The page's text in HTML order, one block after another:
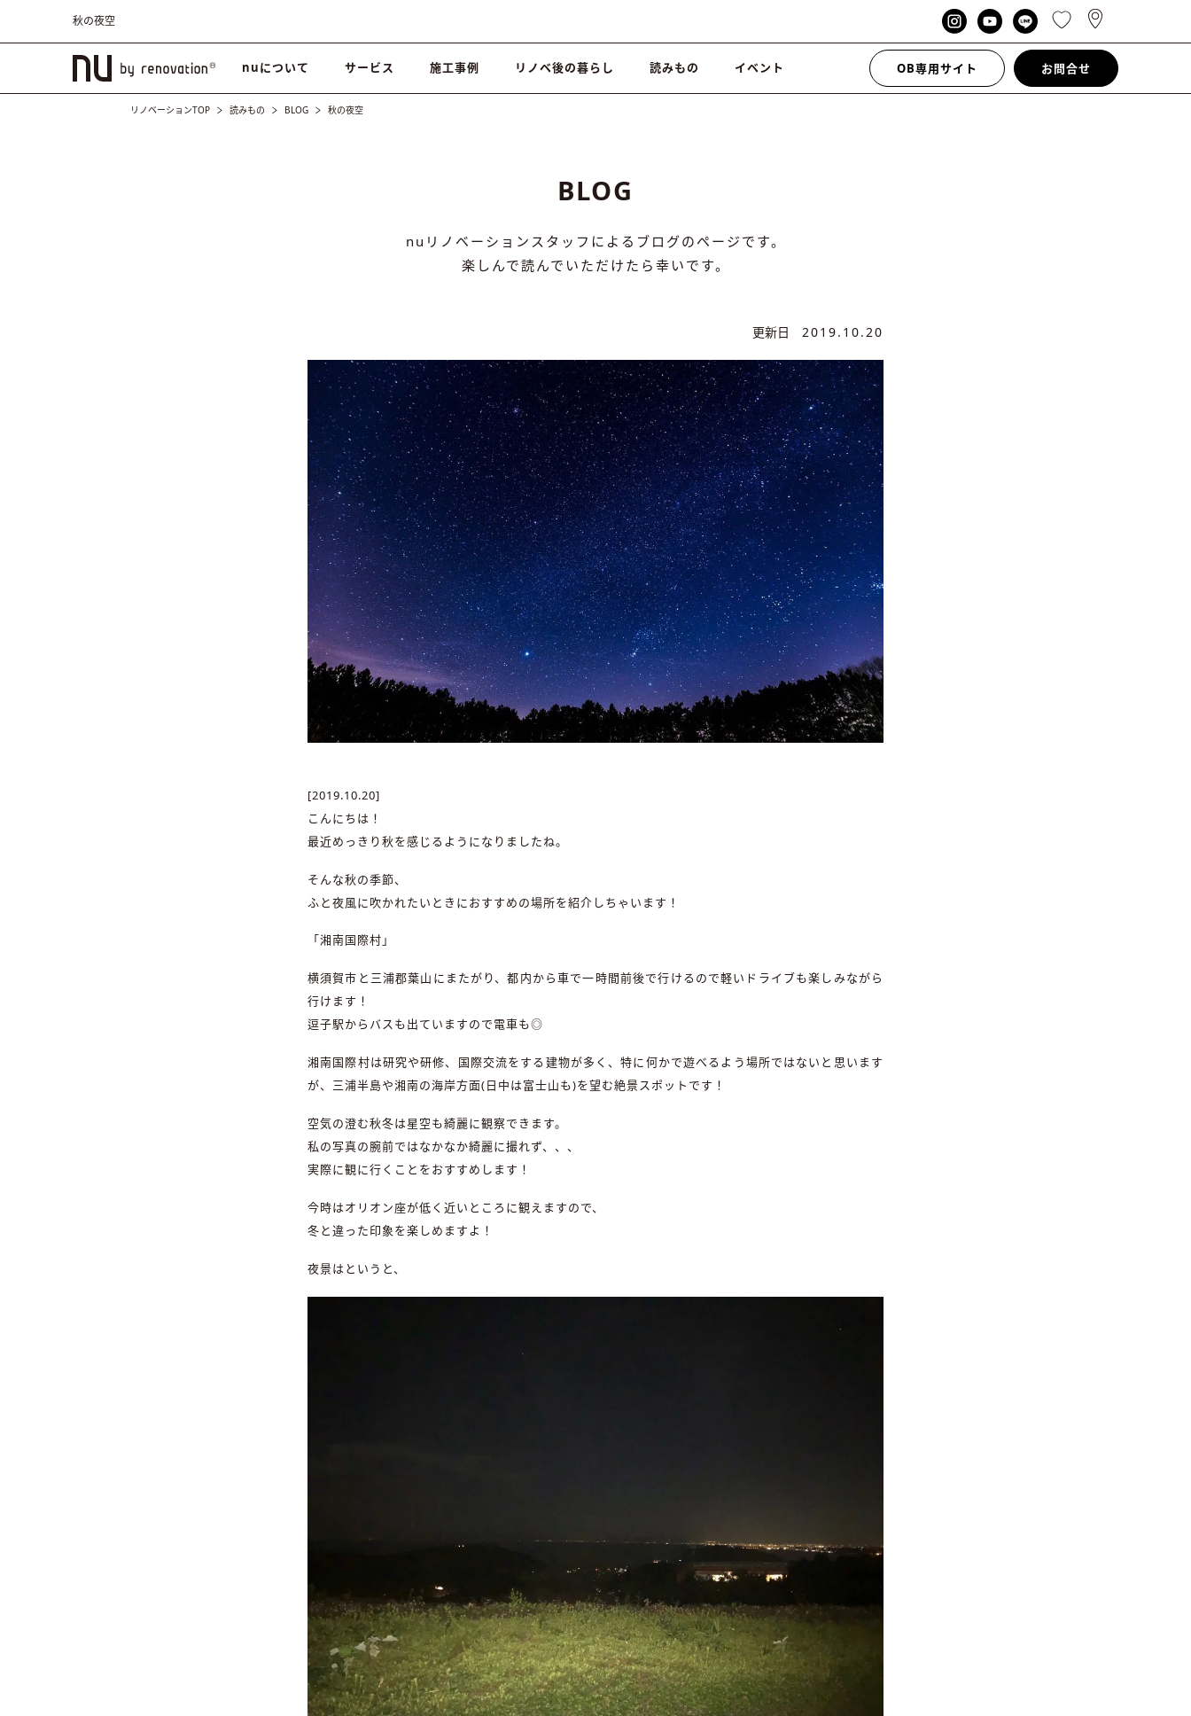
秋の夜空
nuについて サービス 施工事例 リノベ後の暮らし 読みもの イベント OB専用サイト お問合せ
リノベーションTOP 読みもの BLOG 秋の夜空
BLOG
nuリノベーションスタッフによるブログのページです。
楽しんで読んでいただけたら幸いです。
更新日 2019.10.20
[2019.10.20]
こんにちは！
最近めっきり秋を感じるようになりましたね。
そんな秋の季節、
ふと夜風に吹かれたいときにおすすめの場所を紹介しちゃいます！
「湘南国際村」
横須賀市と三浦郡葉山にまたがり、都内から車で一時間前後で行けるので軽いドライブも楽しみながら
行けます！
逗子駅からバスも出ていますので電車も◎
湘南国際村は研究や研修、国際交流をする建物が多く、特に何かで遊べるよう場所ではないと思います
が、三浦半島や湘南の海岸方面(日中は富士山も)を望む絶景スポットです！
空気の澄む秋冬は星空も綺麗に観察できます。
私の写真の腕前ではなかなか綺麗に撮れず、、、
実際に観に行くことをおすすめします！
今時はオリオン座が低く近いところに観えますので、
冬と違った印象を楽しめますよ！
夜景はというと、